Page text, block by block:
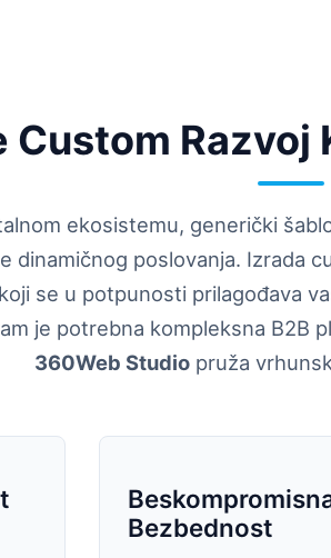
Custom Razvoj
ekosistemu, generički
dinamičnog poslovanja. Izrada
se u potpunosti prilagođava
je potrebna kompleksna B2B
360Web Studiopruža
Bezbednost